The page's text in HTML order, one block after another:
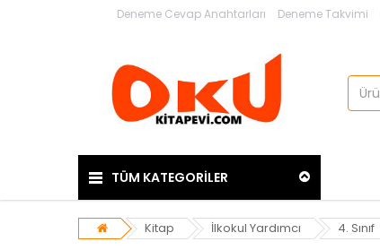
Deneme Cevap Anahtarları Deneme Takvimi
TÜM KATEGORİLER
Kitap İlkokul Yardımcı 4. Sınıf